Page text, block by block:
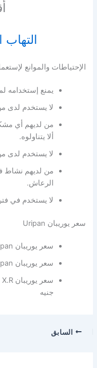
التهاب
الإحتياطات والموانع
يمنع إستخدامه
لا يستخدم لدى
من لديهم أي
ألا يتناولوه.
لا يستخدم لدى
من لديهم نشاط
الرعاش.
لا يستخدم في
سعر يوريبان Uripan
سعر يوريبان Uripan شراب بسعر 14.25 جنيه
سعر يوريبان Uripan أقراص 5 مجم بسعر 29.25 جنيه
جنيه
السابق